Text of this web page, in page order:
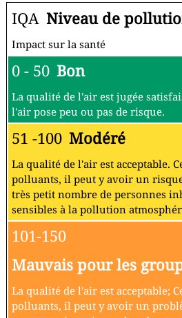
IQA Niveau de
Impact sur la santé
0 - 50 Bon
La qualité de l'air est jugée
l'air pose peu ou pas de risque.
51 -100 Modéré
La qualité de l'air est acceptable.
polluants, il peut y avoir un
très petit nombre de personnes
sensibles à la pollution
101-150
Mauvais pour les
La qualité de l'air est acceptable;
polluants, il peut y avoir un